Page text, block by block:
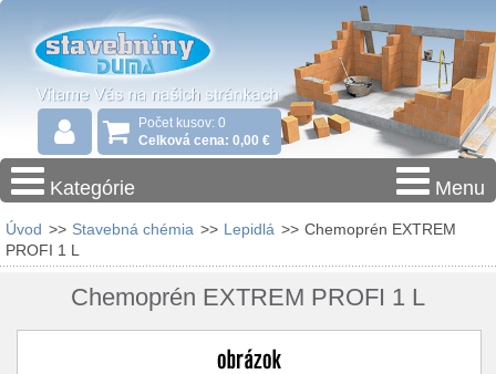
Počet kusov: 0
Celková cena: 0,00 €
Kategórie Menu
Úvod >> Stavebná chémia >> Lepidlá >> Chemoprén EXTREM
PROFI 1 L
Chemoprén EXTREM PROFI 1 L